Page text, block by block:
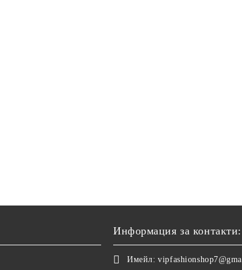
Информация за контакти:
Имейл: